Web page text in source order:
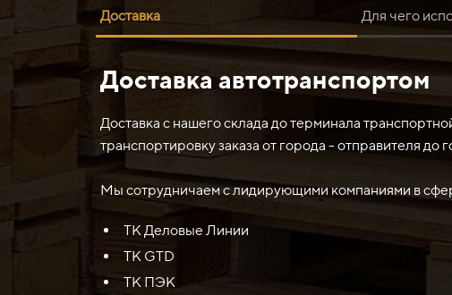
Доставка Для чего
Доставка автотранспортом
Доставка с нашего склада до терминала
транспортировку заказа от города - отправителя до
Мы сотрудничаем с лидирующими компаниями в
ТК Деловые Линии
ТК GTD
ТК ПЭК
Нож средний 1880х200х15 HARDOX 450-500 обычно
применяется в машиностроении и строительстве для
450-500 могут использоваться в сельском